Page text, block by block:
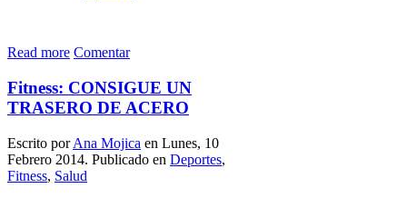
Read more Comentar
Fitness: CONSIGUE UN
TRASERO DE ACERO
Escrito porAna Mojica en Lunes, 10
Febrero 2014. Publicado en Deportes,
Fitness, Salud